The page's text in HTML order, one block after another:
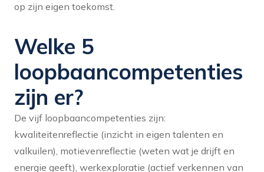
op zijn eigen toekomst.
Welke 5
loopbaancompetenties
zijn er?
De vijf loopbaancompetenties zijn:
kwaliteitenreflectie (inzicht in eigen talenten en
valkuilen), motievenreflectie (weten wat je drijft en
energie geeft), werkexploratie (actief verkennen van